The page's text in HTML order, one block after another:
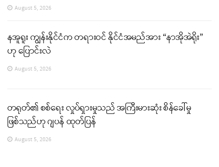
August 5, 2026
နအူရူး ကျွန်းနိုင်ငံက တရားဝင် နိုင်ငံအမည်အား “နာအိုအဲရိုး”
ဟု ပြောင်းလဲ
August 5, 2026
တရုတ်၏ စစ်ရေး လှုပ်ရှားမှုသည် အကြီးမားဆုံး စိန်ခေါ်မှု
ဖြစ်သည်ဟု ဂျပန် ထုတ်ပြန်
August 5, 2026